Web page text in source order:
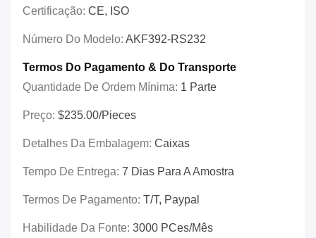
Certificação: CE, ISO
Número Do Modelo: AKF392-RS232
Termos Do Pagamento & Do Transporte
Quantidade De Ordem Mínima: 1 Parte
Preço: $235.00/Pieces
Detalhes Da Embalagem: Caixas
Tempo De Entrega: 7 Dias Para A Amostra
Termos De Pagamento: T/T, Paypal
Habilidade Da Fonte: 3000 PCes/mês